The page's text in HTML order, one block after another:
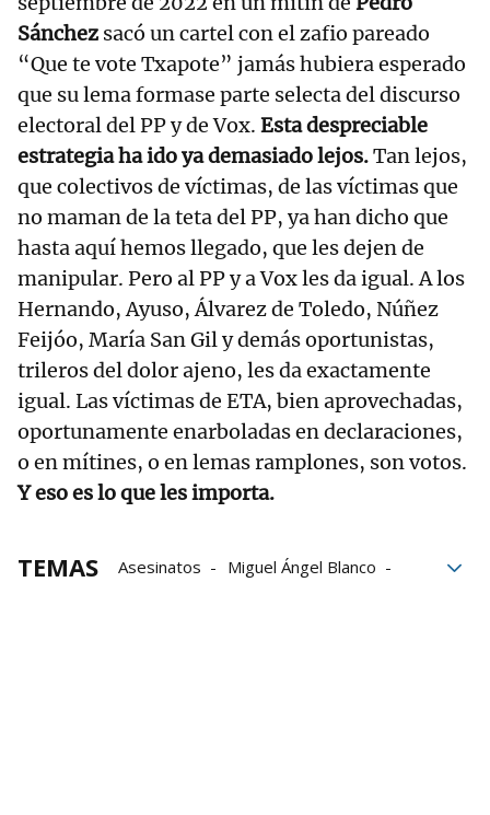
Sánchez sacó un cartel con el zafio pareado
“Que te vote Txapote” jamás hubiera esperado
que su lema formase parte selecta del discurso
electoral del PP y de Vox. Esta despreciable
estrategia ha ido ya demasiado lejos.Tan lejos,
que colectivos de víctimas, de las víctimas que
no maman de la teta del PP, ya han dicho que
hasta aquí hemos llegado, que les dejen de
manipular. Pero al PP y a Vox les da igual. A los
Hernando, Ayuso, Álvarez de Toledo, Núñez
Feijóo, María San Gil y demás oportunistas,
trileros del dolor ajeno, les da exactamente
igual. Las víctimas de ETA, bien aprovechadas,
oportunamente enarboladas en declaraciones,
o en mítines, o en lemas ramplones, son votos.
Y eso es lo que les importa.
TEMAS Asesinatos
Miguel Ángel Blanco